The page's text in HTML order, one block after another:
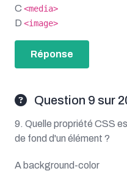
C <media>
D <image>
Réponse
Question 9 sur
9. Quelle propriété CSS
de fond d'un élément ?
A background-color